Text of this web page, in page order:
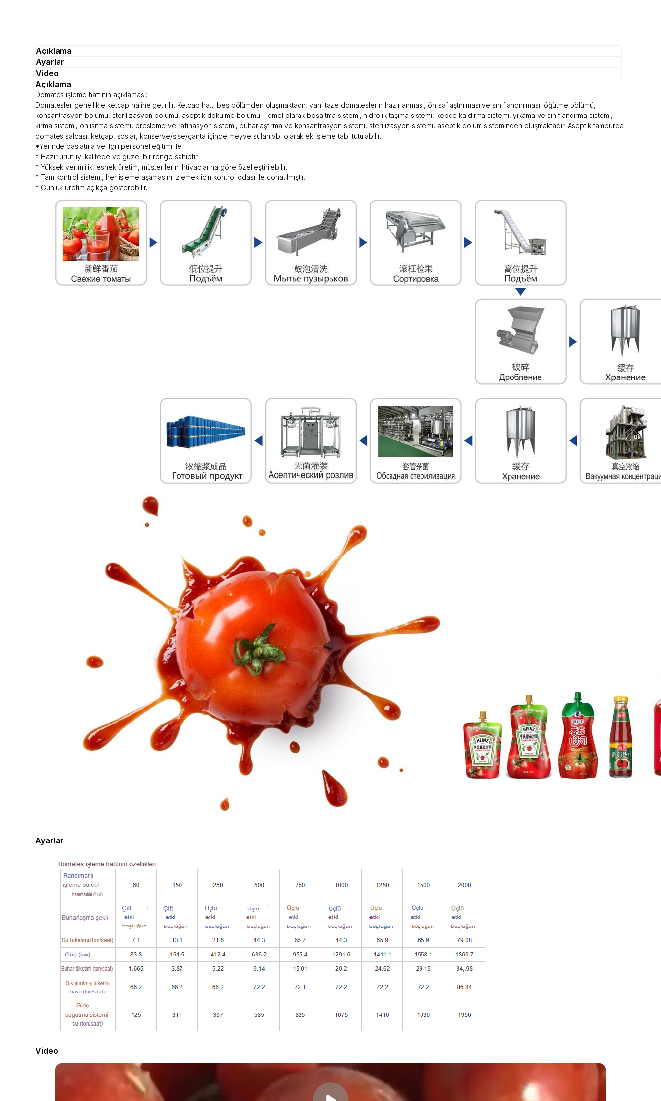
Açıklama
Ayarlar
Video
Açıklama
Domates işleme hattının açıklaması:
Domatesler genellikle ketçap haline getirilir. Ketçap hattı beş bölümden oluşmaktadır, yani taze domateslerin hazırlanması, ön saflaştırılması ve sınıflandırılması, öğütme bölümü,
konsantrasyon bölümü, sterilizasyon bölümü, aseptik dökülme bölümü. Temel olarak boşaltma sistemi, hidrolik taşıma sistemi, kepçe kaldırma sistemi, yıkama ve sınıflandırma sistemi,
kırma sistemi, ön ısıtma sistemi, presleme ve rafinasyon sistemi, buharlaştırma ve konsantrasyon sistemi, sterilizasyon sistemi, aseptik dolum sisteminden oluşmaktadır. Aseptik tamburda
domates salçası, ketçap, soslar, konserve/şişe/çanta içinde meyve suları vb. olarak ek işleme tabi tutulabilir.
*Yerinde başlatma ve ilgili personel eğitimi ile.
* Hazır ürün iyi kalitede ve güzel bir renge sahiptir.
* Yüksek verimlilik, esnek üretim, müşterilerin ihtiyaçlarına göre özelleştirilebilir.
* Tam kontrol sistemi, her işleme aşamasını izlemek için kontrol odası ile donatılmıştır.
* Günlük üretim açıkça gösterebilir.
Ayarlar
Video